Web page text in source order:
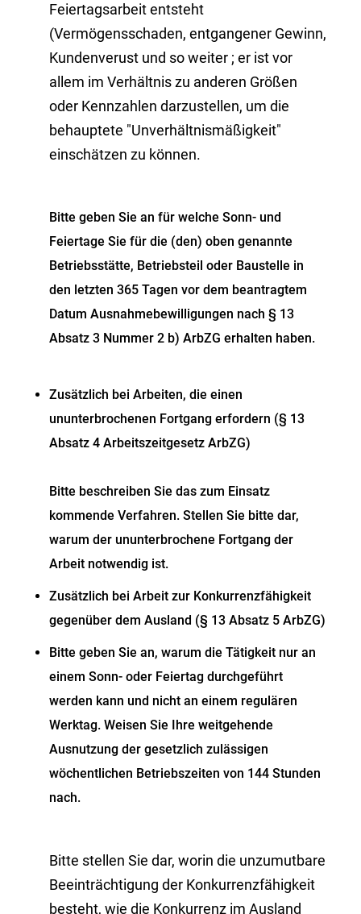
Feiertagsarbeit entsteht
(Vermögensschaden, entgangener Gewinn,
Kundenverust und so weiter ; er ist vor
allem im Verhältnis zu anderen Größen
oder Kennzahlen darzustellen, um die
behauptete "Unverhältnismäßigkeit"
einschätzen zu können.
Bitte geben Sie an für welche Sonn- und
Feiertage Sie für die (den) oben genannte
Betriebsstätte, Betriebsteil oder Baustelle in
den letzten 365 Tagen vor dem beantragtem
Datum Ausnahmebewilligungen nach § 13
Absatz 3 Nummer 2 b) ArbZG erhalten haben.
Zusätzlich bei Arbeiten, die einen
ununterbrochenen Fortgang erfordern (§ 13
Absatz 4 Arbeitszeitgesetz ArbZG)
Bitte beschreiben Sie das zum Einsatz
kommende Verfahren. Stellen Sie bitte dar,
warum der ununterbrochene Fortgang der
Arbeit notwendig ist.
Zusätzlich beiArbeit zur Konkurrenzfähigkeit
gegenüber dem Ausland (§ 13 Absatz 5 ArbZG)
Bitte geben Sie an, warum die Tätigkeit nur an
einem Sonn- oder Feiertag durchgeführt
werden kann und nicht an einem regulären
Werktag. Weisen Sie Ihre weitgehende
Ausnutzung der gesetzlich zulässigen
wöchentlichen Betriebszeiten von 144 Stunden
nach.
Bitte stellen Sie dar, worin die unzumutbare
Beeinträchtigung der Konkurrenzfähigkeit
besteht, wie die Konkurrenz im Ausland